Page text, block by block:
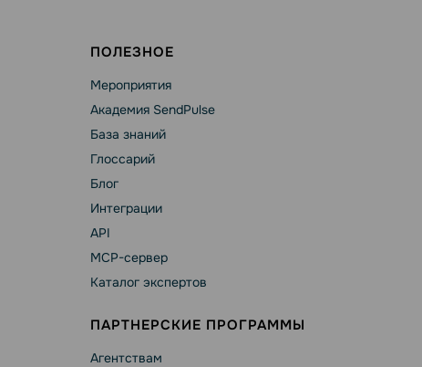
ПОЛЕЗНОЕ
Мероприятия
Академия SendPulse
База знаний
Глоссарий
Блог
Интеграции
API
MCP-сервер
Каталог экспертов
ПАРТНЕРСКИЕ ПРОГРАММЫ
Агентствам